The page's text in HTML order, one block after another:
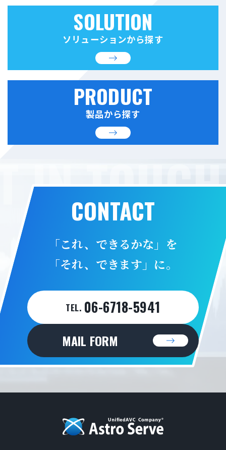
SOLUTION
ソリューションから探す
PRODUCT
製品から探す
INCONTACT
「これ、できるかな」を
「それ、できます」に。
TEL. 06-6718-5941
MAIL FORM